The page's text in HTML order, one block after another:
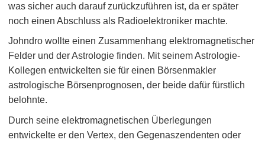
was sicher auch darauf zurückzuführen ist, da er später
noch einen Abschluss als Radioelektroniker machte.
Johndro wollte einen Zusammenhang elektromagnetischer
Felder und der Astrologie finden. Mit seinem Astrologie-
Kollegen entwickelten sie für einen Börsenmakler
astrologische Börsenprognosen, der beide dafür fürstlich
belohnte.
Durch seine elektromagnetischen Überlegungen
entwickelte er den Vertex, den Gegenaszendenten oder